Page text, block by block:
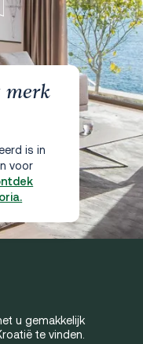
is in
voor
u gemakkelijk
te vinden.